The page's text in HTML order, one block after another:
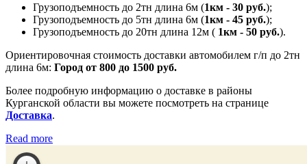
Грузоподъемность до 2тн длина 6м (1км - 30 руб.);
Грузоподъемность до 5тн длина 6м (1км - 45 руб.);
Грузоподъемность до 20тн длина 12м ( 1км - 50 руб.).
Ориентировочная стоимость доставки автомобилем г/п до 2тн
длина 6м: Город от 800 до 1500 руб.
Более подробную информацию о доставке в районы
Курганской области вы можете посмотреть на странице
Доставка.
Read more